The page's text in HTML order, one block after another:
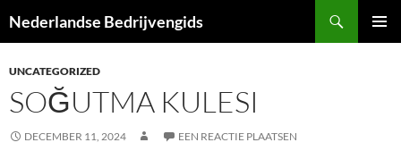
naar
inhoud
Nederlandse Bedrijvengids
UNCATEGORIZED
SOĞUTMA KULESI
DECEMBER 11, 2024 EEN REACTIE PLAATSEN